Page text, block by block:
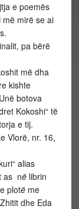
e poemës
më mirë se ai
pa bërë
më dha
kishte
botova
Kokoshi“ të
e tij.
Vlorë, nr. 16,
alias
as në librin
plotë me
dhe Eda